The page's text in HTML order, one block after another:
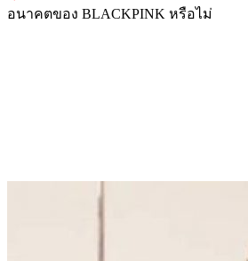
อนาคตของ BLACKPINK หรือไม่